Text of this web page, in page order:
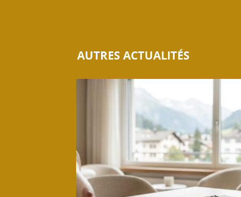
AUTRES ACTUALITÉS